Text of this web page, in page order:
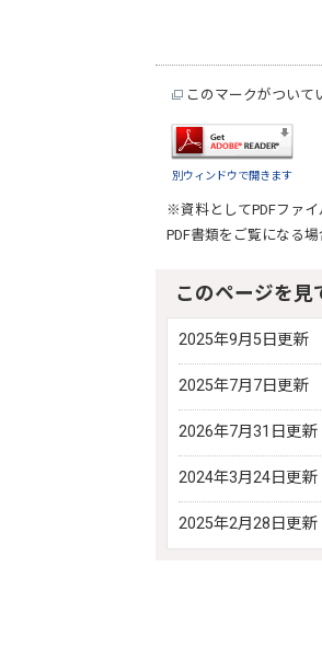
このマークがついて
別ウィンドウで開きます
※資料としてPDFファイ
PDF書類をご覧になる場
このページを見
2025年9月5日更新
2025年7月7日更新
2026年7月31日更新
2024年3月24日更新
2025年2月28日更新